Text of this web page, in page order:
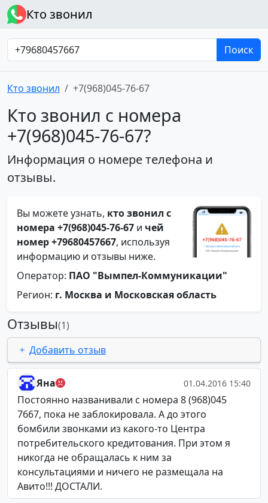
Кто звонил
Поиск
Кто звонил +7(968)045-76-67
Кто звонил с номера
+7(968)045-76-67?
Информация о номере телефона и
отзывы.
Вы можете узнать, кто звонил с
номера +7(968)045-76-67 и чей
номер +79680457667, используя
информацию и отзывы ниже.
Оператор: ПАО "Вымпел-Коммуникации"
Регион: г. Москва и Московская область
Отзывы(1)
Добавить отзыв
Яна 01.04.2016 15:40
Постоянно названивали с номера 8 (968)045
7667, пока не заблокировала. А до этого
бомбили звонками из какого-то Центра
потребительского кредитования. При этом я
никогда не обращалась к ним за
консультациями и ничего не размещала на
Авито!!! ДОСТАЛИ.